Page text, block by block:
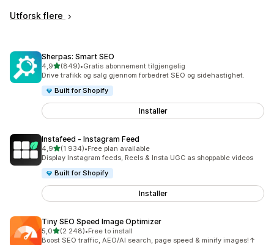
Utforsk flere
Sherpas: Smart SEO
4,9av 5 stjerner
(849)
Totalt 849 omtaler
•Gratis abonnement tilgjengelig
Drive trafikk og salg gjennom forbedret SEO og sidehastighet.
Built for Shopify
Installer
Instafeed ‑ Instagram Feed
4,9av 5 stjerner
(1 934)
Totalt 1934 omtaler
•Free plan available
Display Instagram feeds, Reels & Insta UGC as shoppable videos
Built for Shopify
Installer
Tiny SEO Speed Image Optimizer
5,0av 5 stjerner
(2 248)
Totalt 2248 omtaler
•Free to install
Boost SEO traffic, AEO/AI search, page speed & minify images!↑